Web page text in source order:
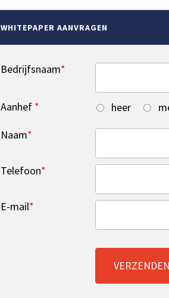
WHITEPAPER AANVRAGEN
Bedrijfsnaam*
Aanhef * heer
Naam*
Telefoon*
E-mail*
VERZENDEN